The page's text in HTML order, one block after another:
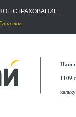
СТРАХОВАНИЕ
Наш
1109